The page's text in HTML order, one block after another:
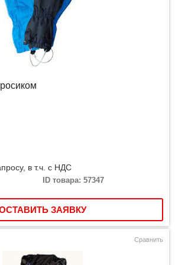
в т.ч. с НДС
ID товара: 57347
ЗАЯВКУ
Сравнить